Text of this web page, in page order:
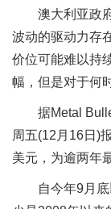
澳大利亚政
波动的驱动力存
价位可能难以持
幅，但是对于何
据Metal
周五(12月16日)
美元，为逾两年
自今年9月